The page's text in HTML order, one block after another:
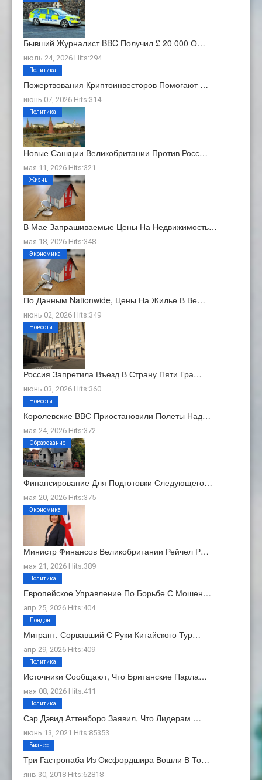
Бывший Журналист BBC Получил £ 20 000 О…
июль 24, 2026 Hits:294
Пожертвования Криптоинвесторов Помогают …
июнь 07, 2026 Hits:314
Политика
Новые Санкции Великобритании Против Росс…
мая 11, 2026 Hits:321
Политика
В Мае Запрашиваемые Цены На Недвижимость…
мая 18, 2026 Hits:348
Жизнь
По Данным Nationwide, Цены На Жилье В Ве…
июнь 02, 2026 Hits:349
Экономика
Россия Запретила Въезд В Страну Пяти Гра…
июнь 03, 2026 Hits:360
Новости
Королевские ВВС Приостановили Полеты Над…
мая 24, 2026 Hits:372
Новости
Финансирование Для Подготовки Следующего…
мая 20, 2026 Hits:375
Образование
Министр Финансов Великобритании Рейчел Р…
мая 21, 2026 Hits:389
Экономика
Европейское Управление По Борьбе С Мошен…
апр 25, 2026 Hits:404
Политика
Мигрант, Сорвавший С Руки Китайского Тур…
апр 29, 2026 Hits:409
Лондон
Источники Сообщают, Что Британские Парла…
мая 08, 2026 Hits:411
Политика
Сэр Дэвид Аттенборо Заявил, Что Лидерам …
июнь 13, 2021 Hits:85353
Политика
Три Гастропаба Из Оксфордшира Вошли В То…
янв 30, 2018 Hits:62818
Бизнес